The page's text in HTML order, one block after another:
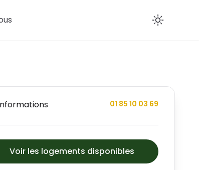
01 85 10 03 69
Voir les logements disponibles